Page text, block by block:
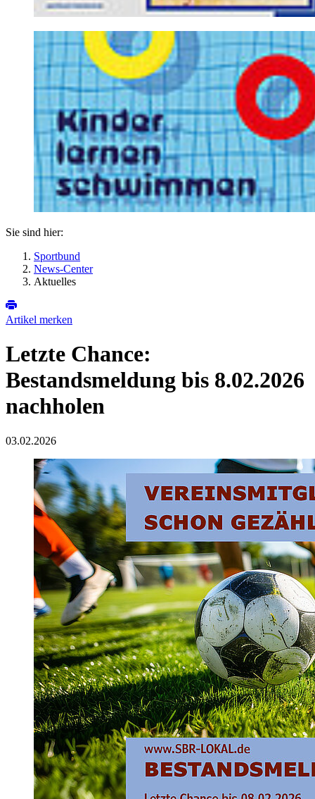
Sie sind hier:
Sportbund
News-Center
Aktuelles
Artikel merken
Letzte Chance:
Bestandsmeldung bis 8.02.2026
nachholen
03.02.2026